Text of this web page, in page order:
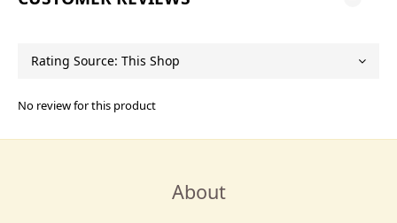
No review for this product
About